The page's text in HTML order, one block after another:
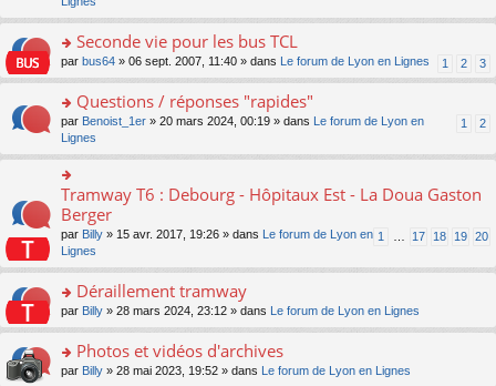
s
ré
c
e
le
u
s
ré
c
e
nt
e
n
o
n
pl
u
s
ré
c
e
nt
m
e
s
s
e
n
o
n
lu
le
pl
u
s
ré
c
e
nt
s
er
le
m
e
s
s
g
n
o
n
lu
le
u
s
ré
c
e
o
n
ult
er
le
m
e
s
g
o
n
lu
pl
u
Seconde vie pour les bus TCL
1 2 3
par bus64 » 06 sept. 2007, 11:40 » dans Le forum de Lyon en Lignes
o
s
ult
er
le
m
e
s
s
a
e
o
n
Questions / réponses "rapides"
1 2
par Benoist_1er » 20 mars 2024, 00:19 » dans
Le forum de Lyon en
Lignes
o
n
ult
er
le
m
e
s
a
g
Tramway T6 : Debourg - Hôpitaux Est - La Doua Gaston
Berger
1 17 18 19 20
par Billy » 15 avr. 2017, 19:26 » dans
Le forum de Lyon en
Lignes
o
n
ult
er
Déraillement tramway
par Billy » 28 mars 2024, 23:12 » dans Le forum de Lyon en Lignes
o
Photos et vidéos d'archives
par Billy » 28 mai 2023, 19:52 » dans Le forum de Lyon en Lignes